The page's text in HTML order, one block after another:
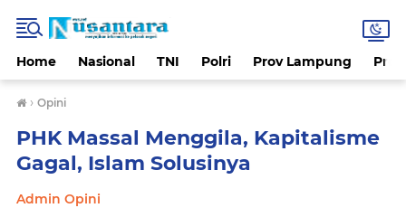
Home Nasional TNI Polri Prov Lampung
› Opini
PHK Massal Menggila, Kapitalisme
Gagal, Islam Solusinya
Admin Opini